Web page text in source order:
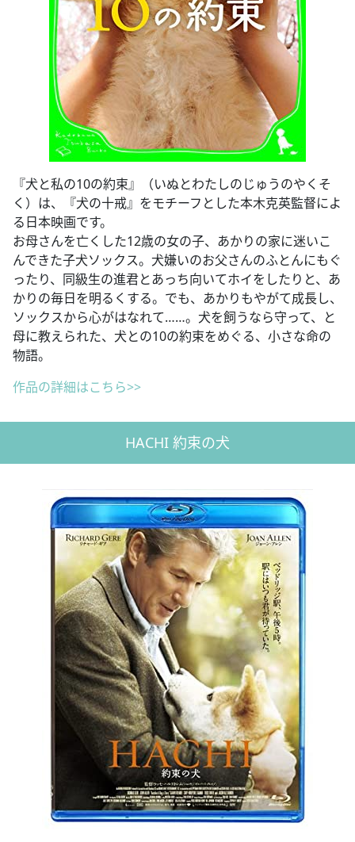
『犬と私の10の約束』（いぬとわたしのじゅうのやくそ
く）は、『犬の十戒』をモチーフとした本木克英監督によ
る日本映画です。
お母さんを亡くした12歳の女の子、あかりの家に迷いこ
んできた子犬ソックス。犬嫌いのお父さんのふとんにもぐ
ったり、同級生の進君とあっち向いてホイをしたりと、あ
かりの毎日を明るくする。でも、あかりもやがて成長し、
ソックスから心がはなれて……。犬を飼うなら守って、と
母に教えられた、犬との10の約束をめぐる、小さな命の
物語。
作品の詳細はこちら>>
HACHI 約束の犬